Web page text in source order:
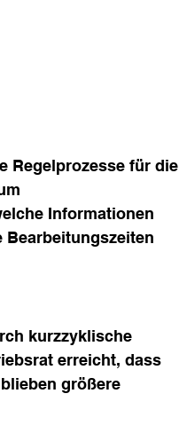
Regelprozesse für die
Informationen
Bearbeitungszeiten
kurzzyklische
erreicht, dass
größere